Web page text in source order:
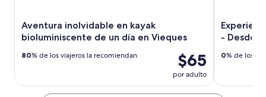
Aventura inolvidable en kayak
bioluminiscente de un día en Vieques
$65
por adulto
80% de los viajeros la recomiendan
- Desde
0% de los